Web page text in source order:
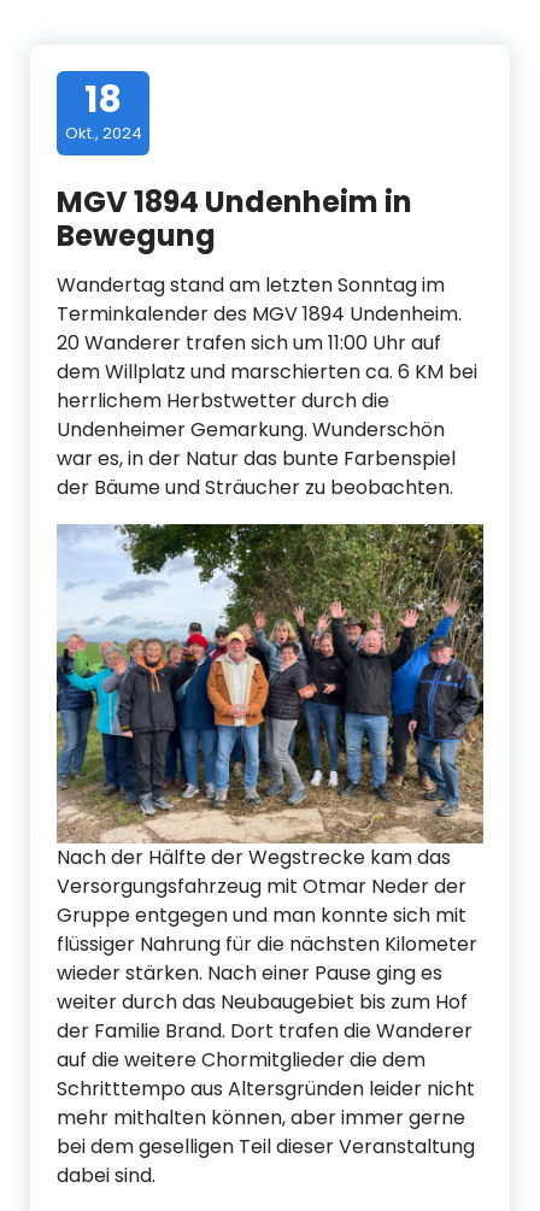
18
Okt., 2024
MGV 1894 Undenheim in
Bewegung
Wandertag stand am letzten Sonntag im
Terminkalender des MGV 1894 Undenheim.
20 Wanderer trafen sich um 11:00 Uhr auf
dem Willplatz und marschierten ca. 6 KM bei
herrlichem Herbstwetter durch die
Undenheimer Gemarkung. Wunderschön
war es, in der Natur das bunte Farbenspiel
der Bäume und Sträucher zu beobachten.
Nach der Hälfte der Wegstrecke kam das
Versorgungsfahrzeug mit Otmar Neder der
Gruppe entgegen und man konnte sich mit
flüssiger Nahrung für die nächsten Kilometer
wieder stärken. Nach einer Pause ging es
weiter durch das Neubaugebiet bis zum Hof
der Familie Brand. Dort trafen die Wanderer
auf die weitere Chormitglieder die dem
Schritttempo aus Altersgründen leider nicht
mehr mithalten können, aber immer gerne
bei dem geselligen Teil dieser Veranstaltung
dabei sind.